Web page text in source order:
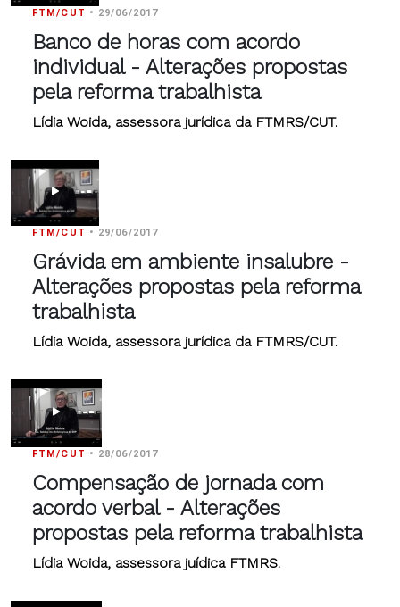
FTM/CUT • 29/06/2017
Banco de horas com acordo
individual - Alterações propostas
pela reforma trabalhista
Lídia Woida, assessora jurídica da FTMRS/CUT.
FTM/CUT • 29/06/2017
Grávida em ambiente insalubre -
Alterações propostas pela reforma
trabalhista
Lídia Woida, assessora jurídica da FTMRS/CUT.
FTM/CUT • 28/06/2017
Compensação de jornada com
acordo verbal - Alterações
propostas pela reforma trabalhista
Lídia Woida, assessora juídica FTMRS.